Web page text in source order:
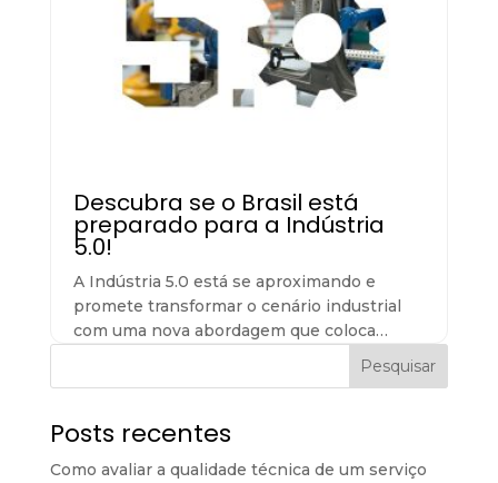
Descubra se o Brasil está
preparado para a Indústria
5.0!
A Indústria 5.0 está se aproximando e
promete transformar o cenário industrial
com uma nova abordagem que coloca…
Pesquisar
Posts recentes
Como avaliar a qualidade técnica de um serviço